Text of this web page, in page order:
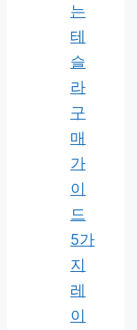
는
테
슬
라
구
매
가
이
드
5가
지
레
이